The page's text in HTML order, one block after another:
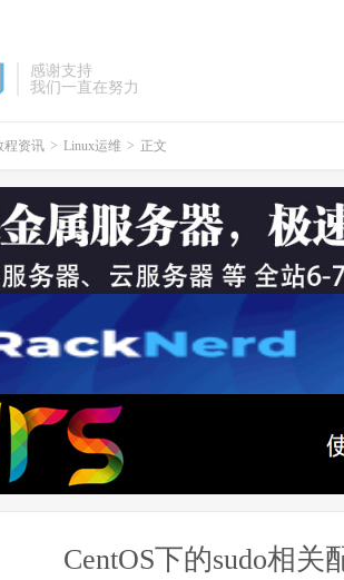
感谢支持
我们一直在努力
程资讯 > Linux运维 > 正文
CentOS下的sudo相关